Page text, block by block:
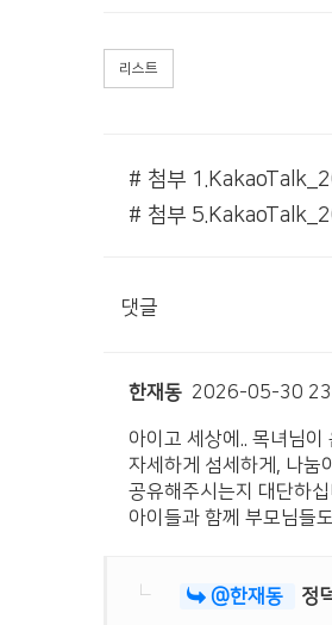
리스트
댓글
한재동 2026-05-30
아이고 세상에.. 목녀님
자세하게 섬세하게, 나눔
공유해주시는지 대단하십
아이들과 함께 부모님들
@한재동 정